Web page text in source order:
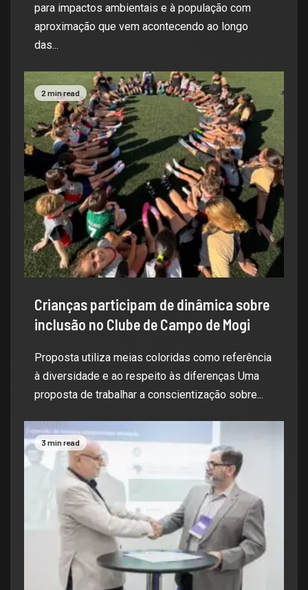
para impactos ambientais e à população com
aproximação que vem acontecendo ao longo
das...
2 min read
Crianças participam de dinâmica sobre
inclusão no Clube de Campo de Mogi
Proposta utiliza meias coloridas como referência
à diversidade e ao respeito às diferenças Uma
proposta de trabalhar a conscientização sobre...
3 min read